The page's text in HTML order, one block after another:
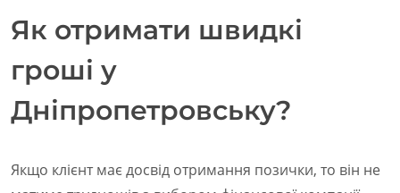
Як отримати швидкі
гроші у
Дніпропетровську?
Якщо клієнт має досвід отримання позички, то він не